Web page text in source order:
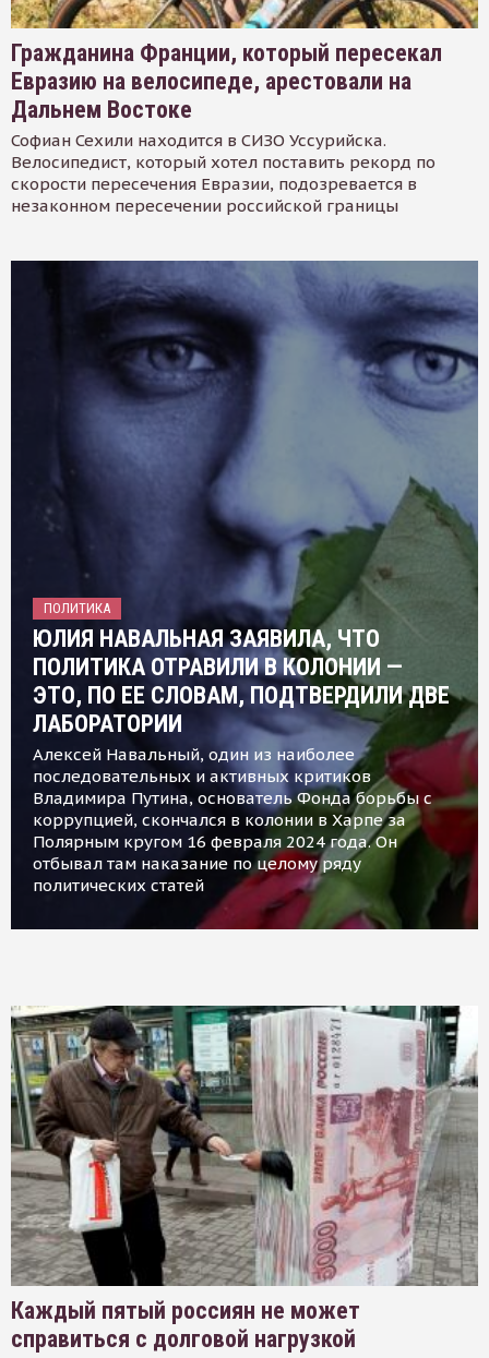
Гражданина Франции, который пересекал
Евразию на велосипеде, арестовали на
Дальнем Востоке
Софиан Сехили находится в СИЗО Уссурийска.
Велосипедист, который хотел поставить рекорд по
скорости пересечения Евразии, подозревается в
незаконном пересечении российской границы
ПОЛИТИКА
ЮЛИЯ НАВАЛЬНАЯ ЗАЯВИЛА, ЧТО
ПОЛИТИКА ОТРАВИЛИ В КОЛОНИИ —
ЭТО, ПО ЕЕ СЛОВАМ, ПОДТВЕРДИЛИ ДВЕ
ЛАБОРАТОРИИ
Алексей Навальный, один из наиболее
последовательных и активных критиков
Владимира Путина, основатель Фонда борьбы с
коррупцией, скончался в колонии в Харпе за
Полярным кругом 16 февраля 2024 года. Он
отбывал там наказание по целому ряду
политических статей
Каждый пятый россиян не может
справиться с долговой нагрузкой